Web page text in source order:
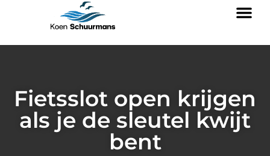
Fietsslot open krijgen
als je de sleutel kwijt
bent